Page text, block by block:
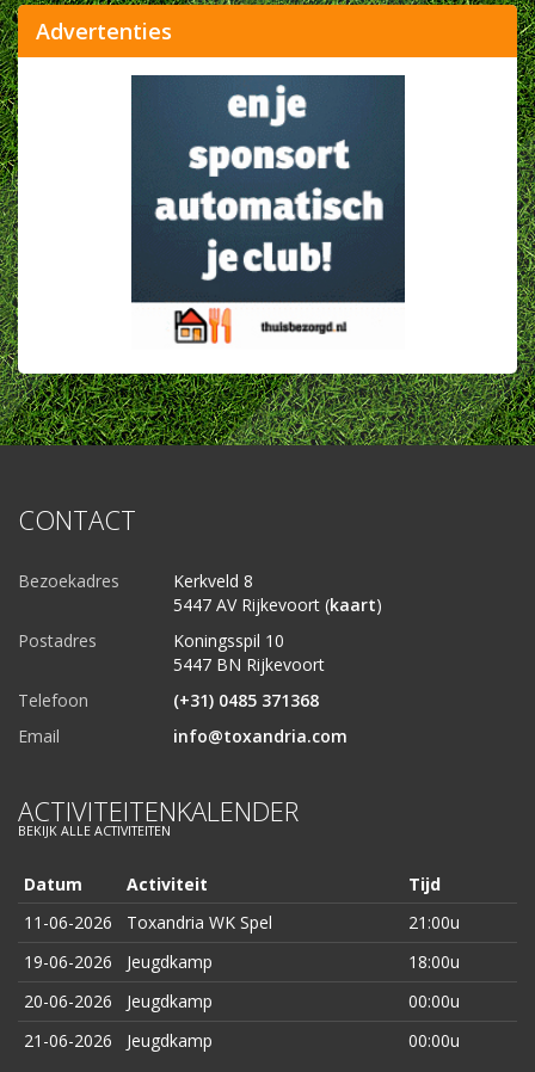
Advertenties
CONTACT
Bezoekadres
Kerkveld 8
5447 AV Rijkevoort (kaart)
Postadres
Koningsspil 10
5447 BN Rijkevoort
Telefoon
(+31) 0485 371368
Email
info@toxandria.com
ACTIVITEITENKALENDER
BEKIJK ALLE ACTIVITEITEN
Datum Activiteit
Tijd
11-06-2026
Toxandria WK Spel
21:00u
19-06-2026
Jeugdkamp
18:00u
20-06-2026
Jeugdkamp
00:00u
21-06-2026
Jeugdkamp 00:00u